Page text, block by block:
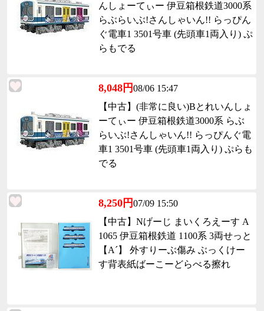
んしょーてぃー 伊豆箱根鉄道3000系
らぶらいぶ!さんしゃいん!! らっぴん
ぐ電車1 3501号車 (先頭車1両入り) ぷ
らもでる
8,048円08/06 15:47
【中古】(非常に良い)Bとれいんしょ
ーてぃー 伊豆箱根鉄道3000系 らぶ
らいぶ!さんしゃいん!! らっぴんぐ電
車1 3501号車 (先頭車1両入り) ぷらも
でる
8,250円07/09 15:50
【中古】Nげーじ まいくろえーす A
1065 伊豆箱根鉄道 1100系 3両せっと
【A´】 外すりーぶ傷み ぶっくけー
す背表紙ばーこーどらべる擦れ